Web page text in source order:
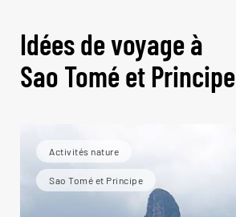
Idées de voyage à
Sao Tomé et Principe
Activités nature
Sao Tomé et Principe